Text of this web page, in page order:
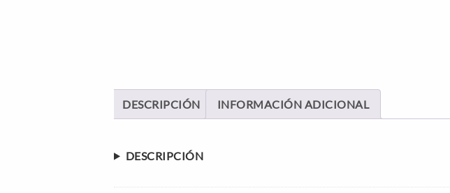
DESCRIPCIÓN INFORMACIÓN ADICIONAL
DESCRIPCIÓN